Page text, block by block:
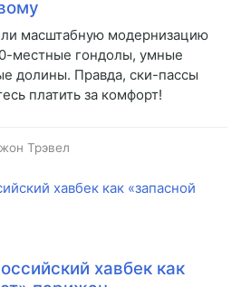
масштабную модернизацию
местные гондолы, умные
долины. Правда, ски-пассы
платить за комфорт!
Трэвел
хавбек как